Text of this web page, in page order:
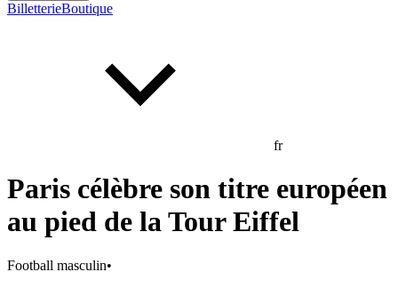
BilletterieBoutique
fr
Paris célèbre son titre européen
au pied de la Tour Eiffel
Football masculin•